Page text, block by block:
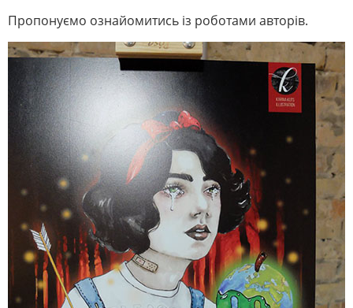
Пропонуємо ознайомитись із роботами авторів.